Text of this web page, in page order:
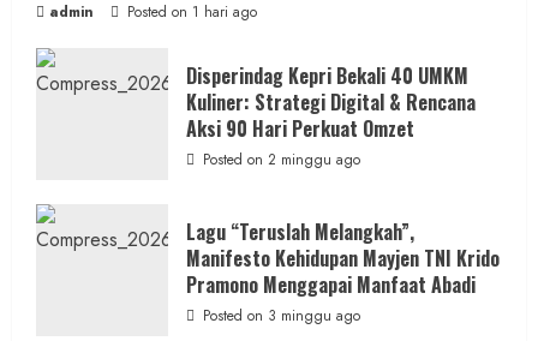
admin Posted on 1 hari ago
Disperindag Kepri Bekali 40 UMKM
Kuliner: Strategi Digital & Rencana
Aksi 90 Hari Perkuat Omzet
Posted on 2 minggu ago
Lagu “Teruslah Melangkah”,
Manifesto Kehidupan Mayjen TNI Krido
Pramono Menggapai Manfaat Abadi
Posted on 3 minggu ago